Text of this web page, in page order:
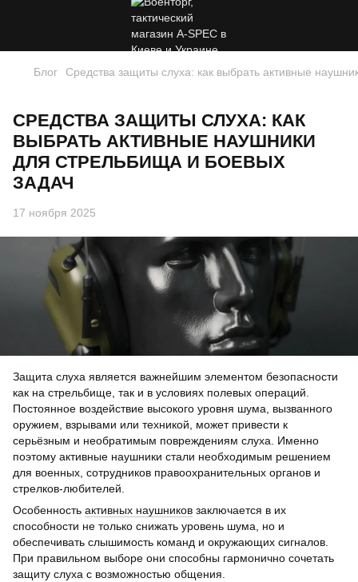
Блог Средства защиты слуха: как выбрать активные
СРЕДСТВА ЗАЩИТЫ СЛУХА: КАК
ВЫБРАТЬ АКТИВНЫЕ НАУШНИКИ
ДЛЯ СТРЕЛЬБИЩА И БОЕВЫХ
ЗАДАЧ
17 ноября 2025
Защита слуха является важнейшим элементом безопасности
как на стрельбище, так и в условиях полевых операций.
Постоянное воздействие высокого уровня шума, вызванного
оружием, взрывами или техникой, может привести к
серьёзным и необратимым повреждениям слуха. Именно
поэтому активные наушники стали необходимым решением
для военных, сотрудников правоохранительных органов и
стрелков-любителей.
Особенность активных наушников заключается в их
способности не только снижать уровень шума, но и
обеспечивать слышимость команд и окружающих сигналов.
При правильном выборе они способны гармонично сочетать
защиту слуха с возможностью общения.